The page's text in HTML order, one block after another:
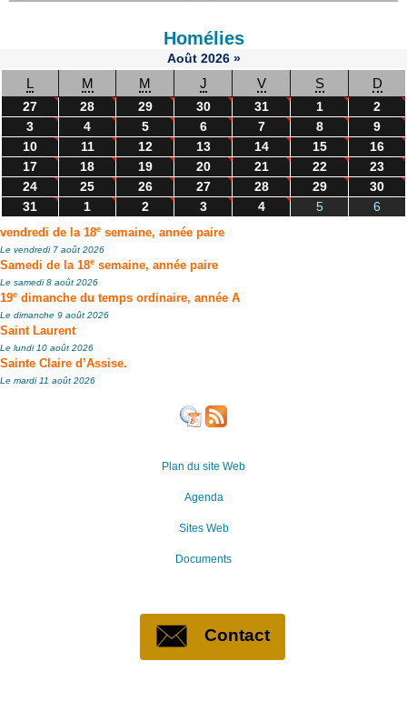
Homélies
Août 2026 »
L M M J V S D
27 28 29 30 31 1
2
3
4 5 6 7 8
9
10
11 12 13 14 15
16
17
18 19 20 21 22
23
24
25 26 27 28 29
30
31
1 2 3 4 5 6
vendredi de la 18e semaine, année paire
Le vendredi 7 août 2026
Samedi de la 18e semaine, année paire
Le samedi 8 août 2026
19e dimanche du temps ordinaire, année A
Le dimanche 9 août 2026
Saint Laurent
Le lundi 10 août 2026
Sainte Claire d’Assise.
Le mardi 11 août 2026
Plan du site Web
Agenda
Sites Web
Documents
Contact